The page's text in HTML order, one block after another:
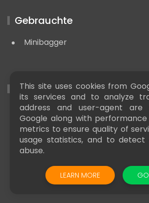
Gebrauchte
Minibagger
Nützliche LInks
Baumaschinen news
This site uses cookies from
its services and to analyze
address and user-agent are
Google along with
metrics to ensure quality of
usage statistics, and to detect
abuse.
LEARN MORE